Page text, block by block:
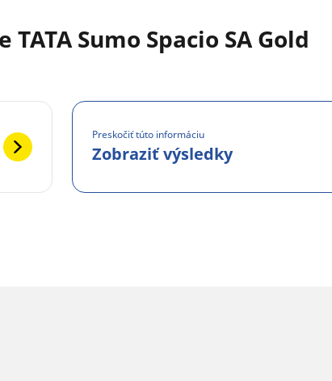
Sumo Spacio SA Gold
Preskočiť túto informáciu
Zobraziť výsledky